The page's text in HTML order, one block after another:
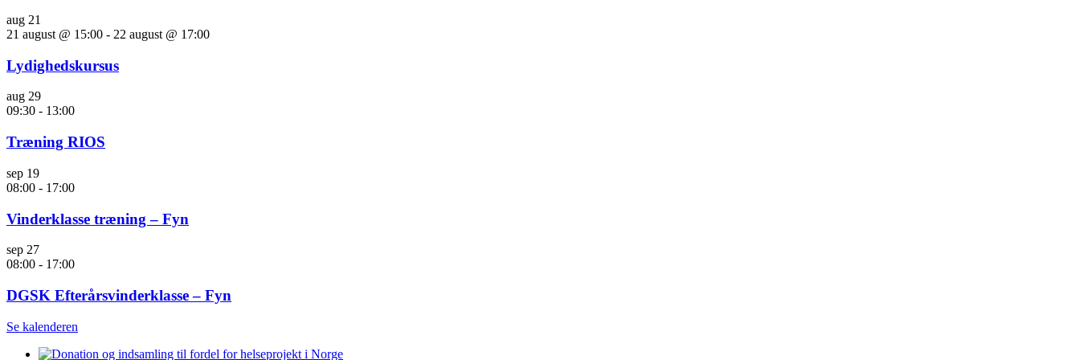
aug 21
21 august @ 15:00 - 22 august @ 17:00
Lydighedskursus
aug 29
09:30 - 13:00
Træning RIOS
sep 19
08:00 - 17:00
Vinderklasse træning – Fyn
sep 27
08:00 - 17:00
DGSK Efterårsvinderklasse – Fyn
Se kalenderen